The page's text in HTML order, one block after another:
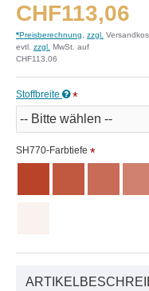
CHF113,06
*Preisberechnung zzgl.
evtl. zzgl. MwSt. auf
CHF113,06
Stoffbreite
SH770-Farbtiefe